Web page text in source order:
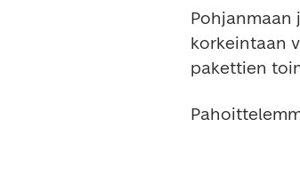
Pohjanmaan
korkeintaan
pakettien